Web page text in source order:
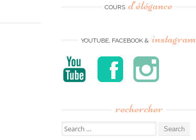
COURS d’élégance
YOUTUBE, FACEBOOK & instagram
rechercher
Search
for: